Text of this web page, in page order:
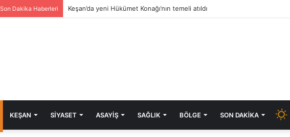
Son Dakika Haberleri Keşan’da yeni Hükümet Konağı’nın temeli atıldı
KEŞAN SIYASET ASAYIŞ SAĞLIK BÖLGE SON DAKIKA